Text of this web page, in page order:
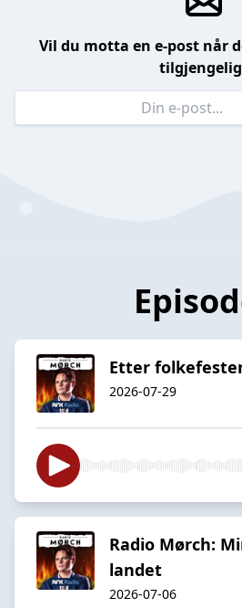
Vil du motta en e-post når
Etter
2026-07-29
Radio Mørch:
landet
2026-07-06